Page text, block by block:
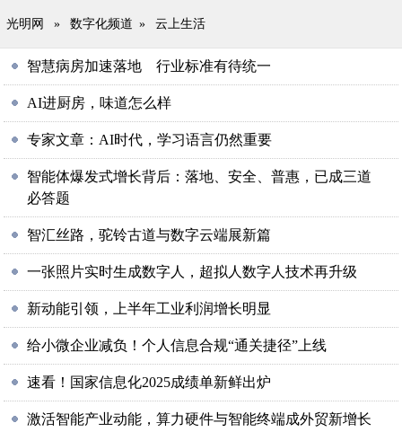
光明网 » 数字化频道 » 云上生活
智慧病房加速落地 行业标准有待统一
AI进厨房，味道怎么样
专家文章：AI时代，学习语言仍然重要
智能体爆发式增长背后：落地、安全、普惠，已成三道
必答题
智汇丝路，驼铃古道与数字云端展新篇
一张照片实时生成数字人，超拟人数字人技术再升级
新动能引领，上半年工业利润增长明显
给小微企业减负！个人信息合规“通关捷径”上线
速看！国家信息化2025成绩单新鲜出炉
激活智能产业动能，算力硬件与智能终端成外贸新增长